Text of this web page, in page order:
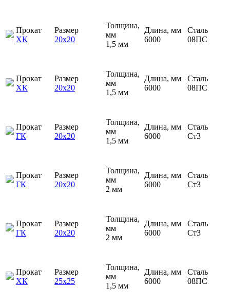
Прокат
ХК
Размер
20х20
Толщина,
мм
1,5 мм
Длина, мм
6000
Сталь
08ПС
Прокат
ХК
Размер
20х20
Толщина,
мм
1,5 мм
Длина, мм
6000
Сталь
08ПС
Прокат
ГК
Размер
20х20
Толщина,
мм
1,5 мм
Длина, мм
6000
Сталь
Ст3
Прокат
ГК
Размер
20х20
Толщина,
мм
2 мм
Длина, мм
6000
Сталь
Ст3
Прокат
ГК
Размер
20х20
Толщина,
мм
2 мм
Длина, мм
6000
Сталь
Ст3
Прокат
ХК
Размер
25х25
Толщина,
мм
1,5 мм
Длина, мм
6000
Сталь
08ПС